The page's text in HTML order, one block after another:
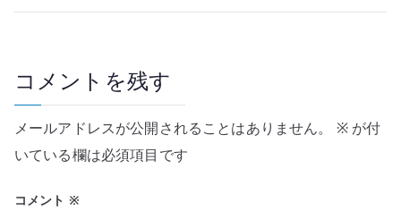
ー
シ
ョ
ン
コメントを残す
メールアドレスが公開されることはありません。 ※が付
いている欄は必須項目です
コメント ※